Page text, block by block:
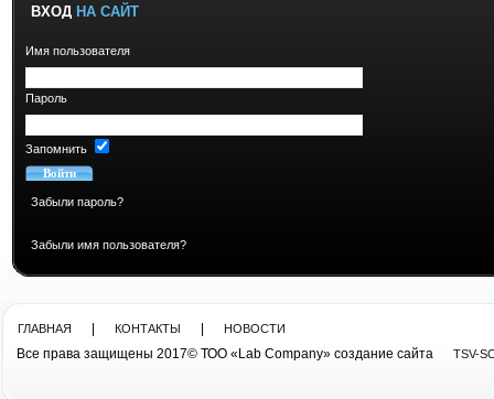
ВХОД НА САЙТ
Имя пользователя
Пароль
Запомнить
Забыли пароль?
Забыли имя пользователя?
ГЛАВНАЯ КОНТАКТЫ НОВОСТИ
Все права защищены 2017© ТОО «Lab Company» cоздание сайта TSV-